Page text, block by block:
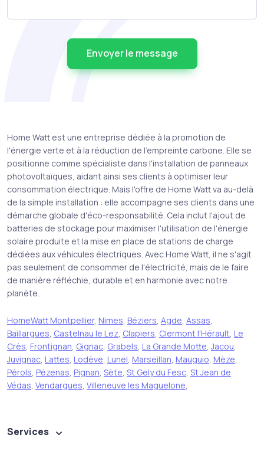
Envoyer le message
Home Watt est une entreprise dédiée à la promotion de
l'énergie verte et à la réduction de l'empreinte carbone. Elle se
positionne comme spécialiste dans l'installation de panneaux
photovoltaïques, aidant ainsi ses clients à optimiser leur
consommation électrique. Mais l'offre de Home Watt va au-delà
de la simple installation : elle accompagne ses clients dans une
démarche globale d'éco-responsabilité. Cela inclut l'ajout de
batteries de stockage pour maximiser l'utilisation de l'énergie
solaire produite et la mise en place de stations de charge
dédiées aux véhicules électriques. Avec Home Watt, il ne s'agit
pas seulement de consommer de l'électricité, mais de le faire
de manière réfléchie, durable et en harmonie avec notre
planète.
HomeWatt Montpellier, Nimes, Béziers, Agde, Assas,
Baillargues, Castelnau le Lez, Clapiers, Clermont l'Hérault, Le
Crès, Frontignan, Gignac, Grabels, La Grande Motte,Jacou,
Juvignac, Lattes, Lodève, Lunel, Marseillan, Mauguio, Mèze,
Pérols, Pézenas, Pignan, Sète, St Gely du Fesc, St Jean de
Védas, Vendargues, Villeneuve les Maguelone,
Services